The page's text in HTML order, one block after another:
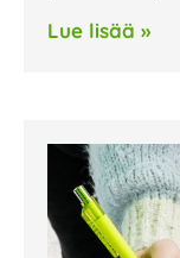
Lue lisää »